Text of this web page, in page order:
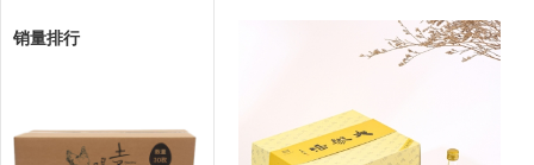
销量排行